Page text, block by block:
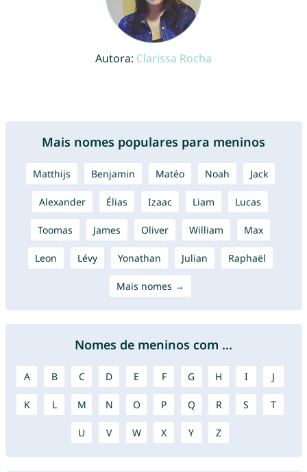
Autora: Clarissa Rocha
Mais nomes populares para meninos
Matthijs Benjamin Matéo Noah Jack
Alexander Élias Izaac Liam Lucas
Toomas James Oliver William Max
Leon Lévy Yonathan Julian Raphaël
Mais nomes →
Nomes de meninos com ...
A B C D E F G H I J
K L M N O P Q R S T
U V W X Y Z